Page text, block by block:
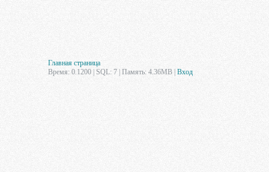
Главная страница
Время: 0.1200 | SQL: 7 | Память: 4.36MB Вход